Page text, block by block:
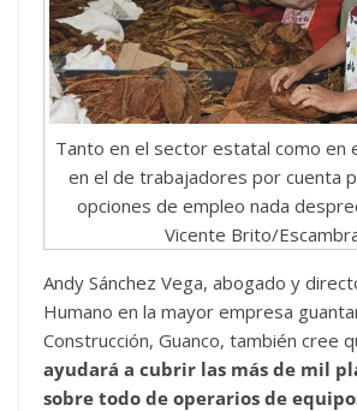
Tanto en el sector estatal como en
en el de trabajadores por cuenta
opciones de empleo nada
Vicente Brito/
Andy Sánchez Vega, abogado y
Humano en la mayor empresa
Construcción, Guanco, también cree
ayudará a cubrir las más de mil
sobre todo de operarios de